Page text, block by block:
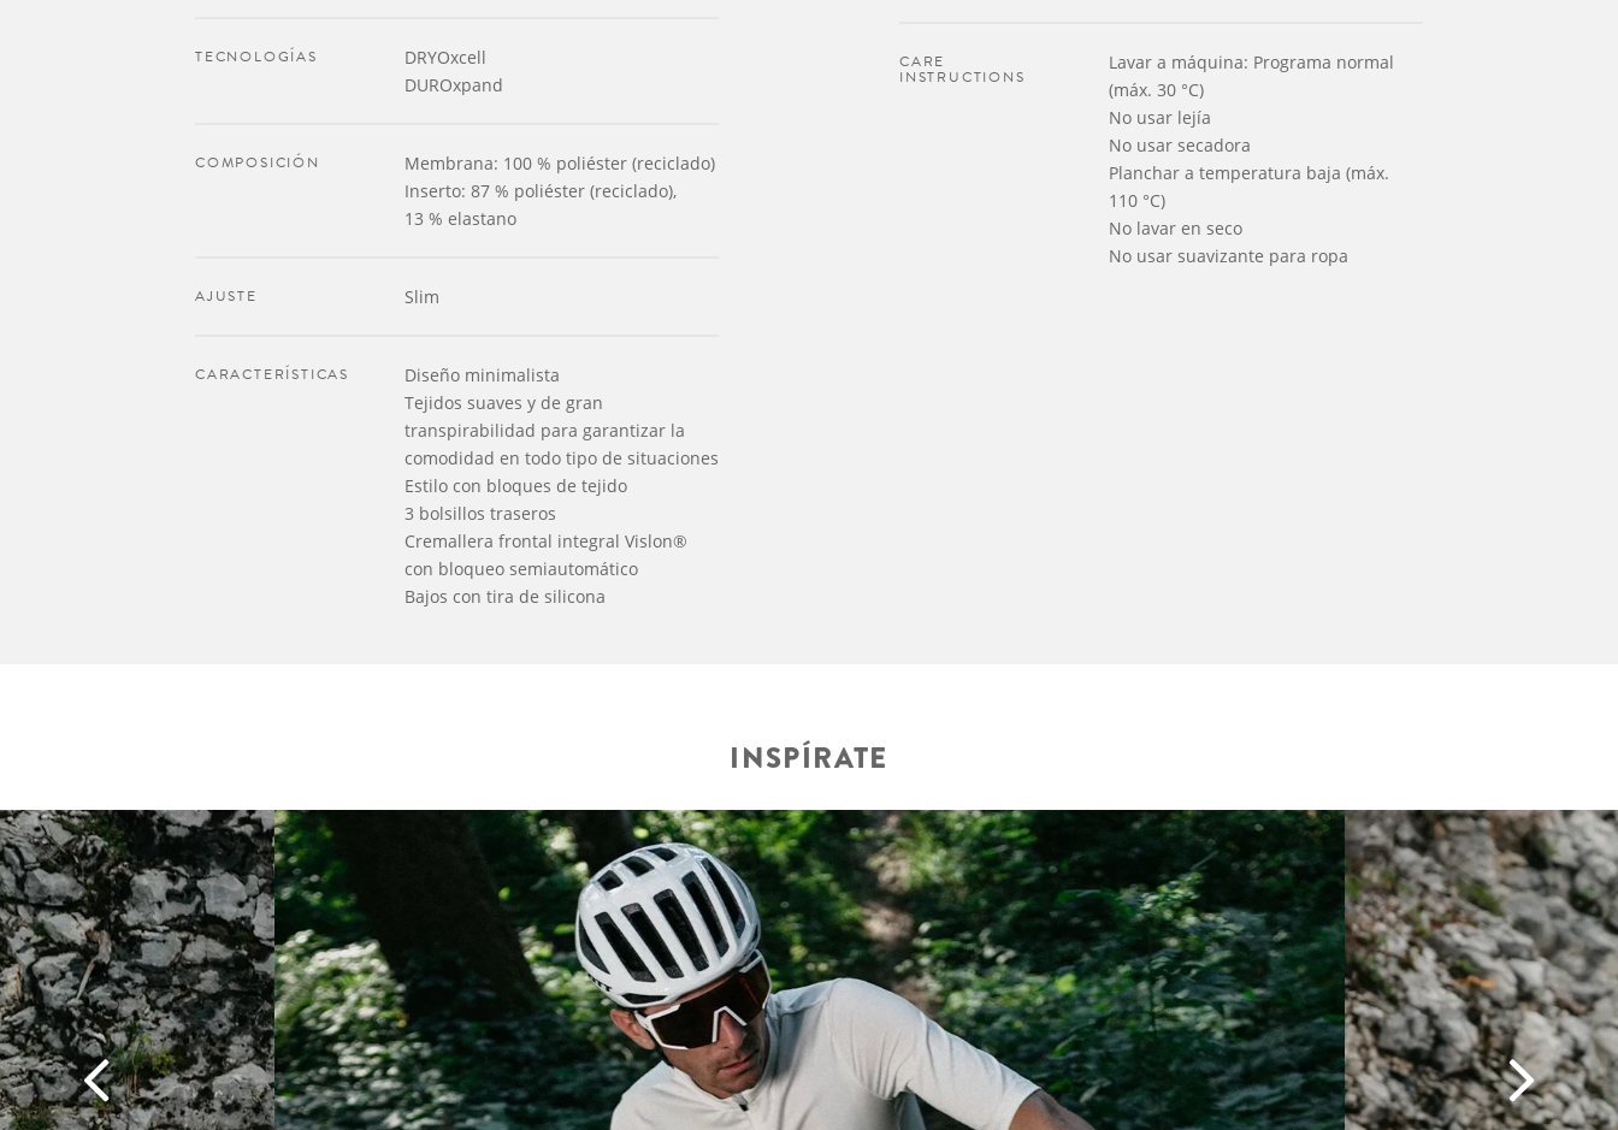
TECNOLOGÍAS
DRYOxcell
DUROxpand
COMPOSICIÓN
Membrana: 100 % poliéster (reciclado)
Inserto: 87 % poliéster (reciclado),
13 % elastano
AJUSTE Slim
CARACTERÍSTICAS
Diseño minimalista
Tejidos suaves y de gran
transpirabilidad para garantizar la
comodidad en todo tipo de situaciones
Estilo con bloques de tejido
3 bolsillos traseros
Cremallera frontal integral Vislon®
con bloqueo semiautomático
Bajos con tira de silicona
CARE
INSTRUCTIONS
Lavar a máquina: Programa normal
(máx. 30 °C)
No usar lejía
No usar secadora
Planchar a temperatura baja (máx.
110 °C)
No lavar en seco
No usar suavizante para ropa
INSPÍRATE